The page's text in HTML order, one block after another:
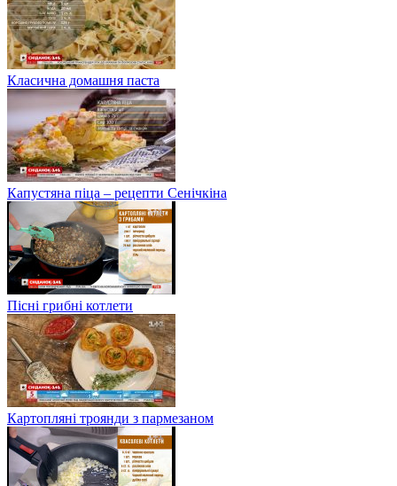
Класична домашня паста
Капустяна піца – рецепти Сенічкіна
Пісні грибні котлети
Картопляні троянди з пармезаном